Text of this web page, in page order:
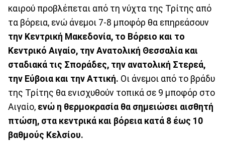
καιρού προβλέπεται από τη νύχτα της Τρίτης από
τα βόρεια, ενώ άνεμοι 7-8 μποφόρ θα επηρεάσουν
την Κεντρική Μακεδονία, το Βόρειο και το
Κεντρικό Αιγαίο, την Ανατολική Θεσσαλία και
σταδιακά τις Σποράδες, την ανατολική Στερεά,
την Εύβοια και την Αττική. Οι άνεμοι από το βράδυ
της Τρίτης θα ενισχυθούν τοπικά σε 9 μποφόρ στο
Αιγαίο, ενώ η θερμοκρασία θα σημειώσει αισθητή
πτώση, στα κεντρικά και βόρεια κατά 8 έως 10
βαθμούς Κελσίου.